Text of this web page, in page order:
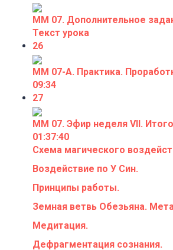
ММ 07. Дополнительное
Текст урока
26
ММ 07-А. Практика.
09:34
27
ММ 07. Эфир неделя VII.
01:37:40
Схема магического
Воздействие по У Син.
Принципы работы.
Земная ветвь Обезьяна.
Медитация.
Дефрагментация сознания.